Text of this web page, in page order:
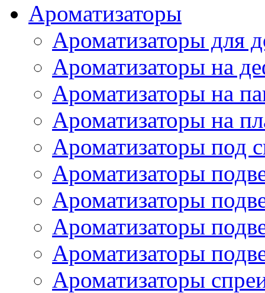
Ароматизаторы
Ароматизаторы для
Ароматизаторы на
Ароматизаторы на
Ароматизаторы на
Ароматизаторы под
Ароматизаторы
Ароматизаторы
Ароматизаторы
Ароматизаторы
Ароматизаторы